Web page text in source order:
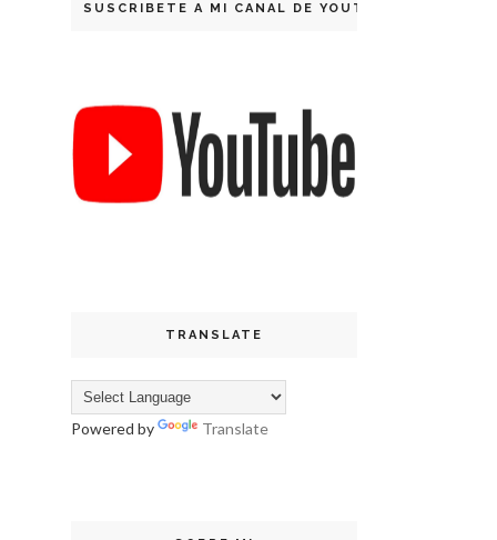
SUSCRIBETE A MI CANAL DE YOUTUBE
TRANSLATE
Powered by Translate